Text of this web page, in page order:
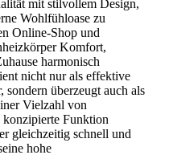
mit stilvollem Design,
Wohlfühloase zu
Online-Shop und
Komfort,
harmonisch
nicht nur als effektive
überzeugt auch als
Vielzahl von
Funktion
gleichzeitig schnell und
hohe